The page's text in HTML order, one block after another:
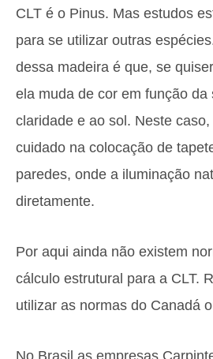
CLT é o Pinus. Mas estudos
para se utilizar outras
dessa madeira é que, se
ela muda de cor em função da
claridade e ao sol. Neste
cuidado na colocação de
paredes, onde a iluminação
diretamente.
Por aqui ainda não existem
cálculo estrutural para a CLT.
utilizar as normas do Canadá
No Brasil as empresas